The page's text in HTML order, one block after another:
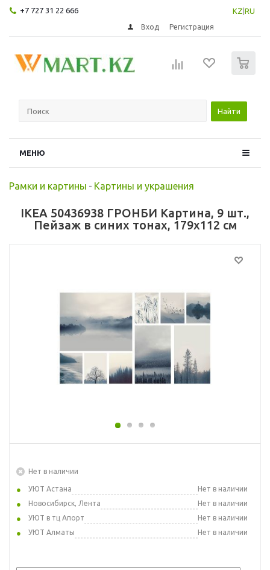
+7 727 31 22 666 KZ RU
Вход Регистрация
Найти
МЕНЮ
Рамки и картины - Картины и украшения
IKEA 50436938 ГРОНБИ Картина, 9 шт.,
Пейзаж в синих тонах, 179x112 см
Нет в наличии
УЮТ Астана
Нет в наличии
Новосибирск, Лента
Нет в наличии
УЮТ в тц Апорт
Нет в наличии
УЮТ Алматы
Нет в наличии